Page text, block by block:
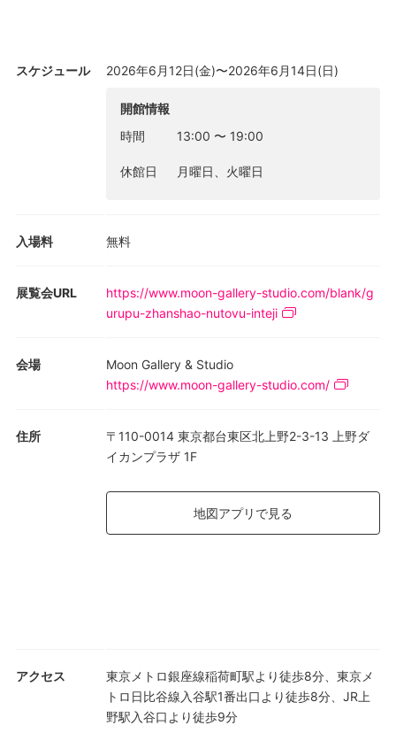
のデザイナー、アーティスト、ブランドディレクターを迎える。
会場には、ノスタルジックな様式美とロマンティックな精神が響
き合う、密度の高い空間が立ち上がる。
さらにはライフスタイルを内包する作品群へと広がっていく。こ
女」と「ヴィンテージ」という二つの概念に向き合いながら紡ぎ
品は単に陳列される対象ではなく、鑑賞者との対話を生み出す媒
介となる。来場者はその空間へと足を踏み入れ、手仕事の痕跡を
の物語に耳を傾けることになるだろう。クラシックなカッティン
グに宿る「古い魂」に魅了される人もいれば、ヴィンテージと現
間やライフスタイルとの対話を重ね、時を超えて残り続ける美し
い記憶を刻むことができるはずである。
スケジュール 2026年6月12日(金)〜2026年6月14日(日)
開館情報
時間
13:00 〜 19:00
休館日 月曜日、火曜日
入場料 無料
展覧会URL
https://www.moon-gallery-studio.com/blank/g
urupu-zhanshao-nutovu-inteji
会場
Moon Gallery & Studio
https://www.moon-gallery-studio.com/
住所
〒110-0014 東京都台東区北上野2-3-13 上野ダ
イカンプラザ 1F
地図アプリで見る
アクセス
東京メトロ銀座線稲荷町駅より徒歩8分、東京メ
トロ日比谷線入谷駅1番出口より徒歩8分、JR上
野駅入谷口より徒歩9分